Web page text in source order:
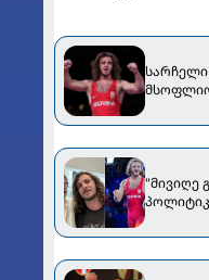
სარჩელი არ
"მივიღე
გუნდს